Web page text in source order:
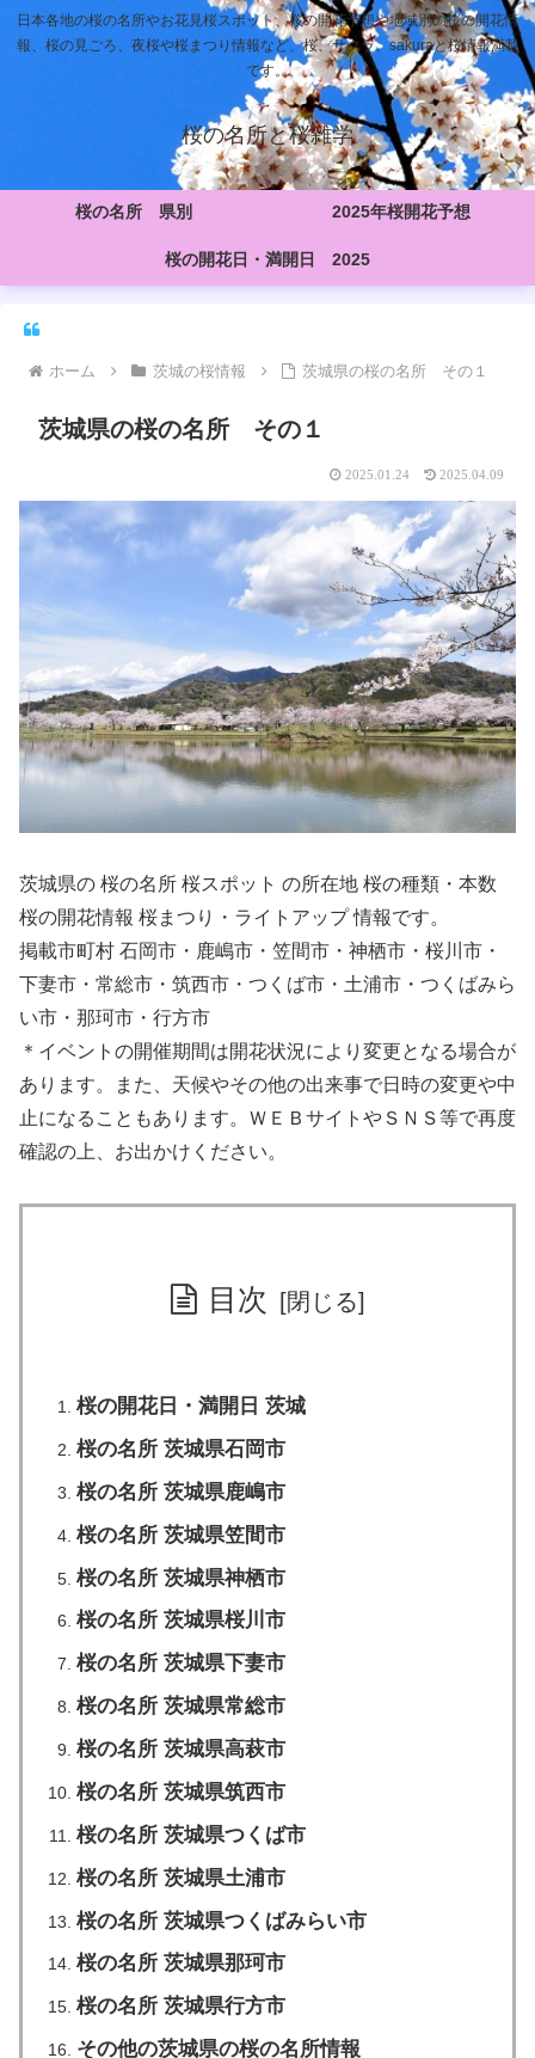
日本各地の桜の名所やお花見桜スポット、桜の開花予想や地域別の桜の開花情
報、桜の見ごろ、夜桜や桜まつり情報など、桜、サクラ、sakuraと桜情報満載
です。
桜の名所と桜雑学
桜の名所 県別 2025年桜開花予想
桜の開花日・満開日 2025
ホーム 茨城の桜情報 茨城県の桜の名所 その１
茨城県の桜の名所 その１
2025.01.24 2025.04.09
茨城県の 桜の名所 桜スポット の所在地 桜の種類・本数
桜の開花情報 桜まつり・ライトアップ 情報です。
掲載市町村 石岡市・鹿嶋市・笠間市・神栖市・桜川市・
下妻市・常総市・筑西市・つくば市・土浦市・つくばみら
い市・那珂市・行方市
＊イベントの開催期間は開花状況により変更となる場合が
あります。また、天候やその他の出来事で日時の変更や中
止になることもあります。ＷＥＢサイトやＳＮＳ等で再度
確認の上、お出かけください。
目次
桜の開花日・満開日 茨城
桜の名所 茨城県石岡市
桜の名所 茨城県鹿嶋市
桜の名所 茨城県笠間市
桜の名所 茨城県神栖市
桜の名所 茨城県桜川市
桜の名所 茨城県下妻市
桜の名所 茨城県常総市
桜の名所 茨城県高萩市
桜の名所 茨城県筑西市
桜の名所 茨城県つくば市
桜の名所 茨城県土浦市
桜の名所 茨城県つくばみらい市
桜の名所 茨城県那珂市
桜の名所 茨城県行方市
その他の茨城県の桜の名所情報